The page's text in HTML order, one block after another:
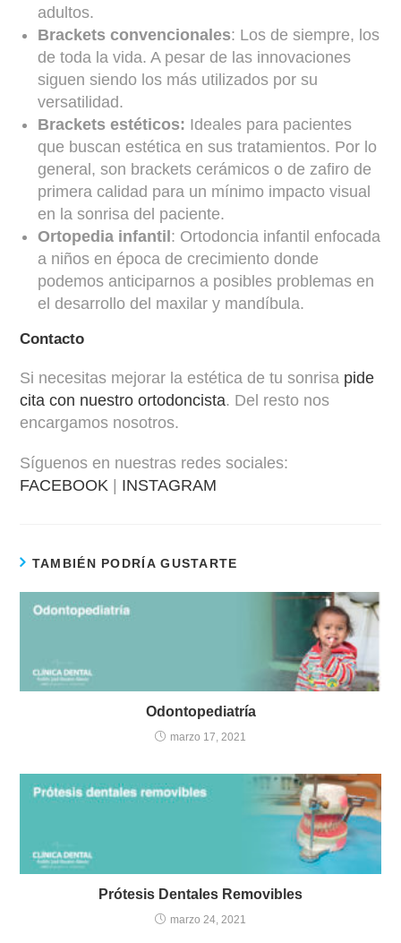
adultos.
Brackets convencionales: Los de siempre, los
de toda la vida. A pesar de las innovaciones
siguen siendo los más utilizados por su
versatilidad.
Brackets estéticos: Ideales para pacientes
que buscan estética en sus tratamientos. Por lo
general, son brackets cerámicos o de zafiro de
primera calidad para un mínimo impacto visual
en la sonrisa del paciente.
Ortopedia infantil: Ortodoncia infantil enfocada
a niños en época de crecimiento donde
podemos anticiparnos a posibles problemas en
el desarrollo del maxilar y mandíbula.
Contacto
Si necesitas mejorar la estética de tu sonrisa pide
cita con nuestro ortodoncista. Del resto nos
encargamos nosotros.
Síguenos en nuestras redes sociales:
FACEBOOK | INSTAGRAM
TAMBIÉN PODRÍA GUSTARTE
Odontopediatría
marzo 17, 2021
Prótesis Dentales Removibles
marzo 24, 2021